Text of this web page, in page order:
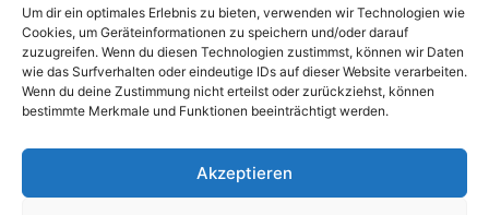
Um dir ein optimales Erlebnis zu bieten, verwenden wir Technologien wie
Cookies, um Geräteinformationen zu speichern und/oder darauf
zuzugreifen. Wenn du diesen Technologien zustimmst, können wir Daten
wie das Surfverhalten oder eindeutige IDs auf dieser Website verarbeiten.
Wenn du deine Zustimmung nicht erteilst oder zurückziehst, können
bestimmte Merkmale und Funktionen beeinträchtigt werden.
Akzeptieren
Österreich und die Schweiz betrafen. Von
Ransomware-Angriffen auf Krankenhäuser bis
hin zu Datenlecks bei führenden Unternehmen
und kritischen Sicherheitslücken in weit
verbreiteten Softwarebibliotheken – die
Vorfälle unterstreichen die unermüdliche
Bedrohung durch Cyberkriminelle. Dieses IT-
Sicherheitsupdate für März bietet einen